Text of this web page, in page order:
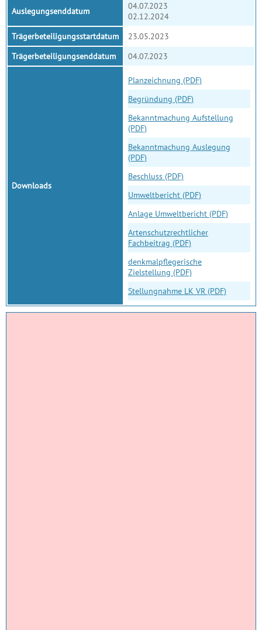
Auslegungsenddatum
04.07.2023
02.12.2024
Trägerbeteiligungsstartdatum
23.05.2023
Trägerbeteiligungsenddatum
04.07.2023
Downloads
Planzeichnung (PDF)
Begründung (PDF)
Bekanntmachung Aufstellung
(PDF)
Bekanntmachung Auslegung
(PDF)
Beschluss (PDF)
Umweltbericht (PDF)
Anlage Umweltbericht (PDF)
Artenschutzrechtlicher
Fachbeitrag (PDF)
denkmalpflegerische
Zielstellung (PDF)
Stellungnahme LK VR (PDF)